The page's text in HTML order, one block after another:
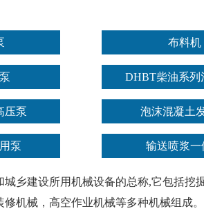
布料机
DHBT柴油系列
压泵 泡沫混凝土
泵 输送喷浆一
城乡建设所用机械设备的总称,它包括
机械，高空作业机械等多种机械组成。